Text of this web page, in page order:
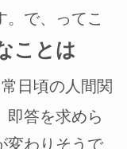
で、ってこ
ことは
日頃の人間関
答を求めら
わりそうで